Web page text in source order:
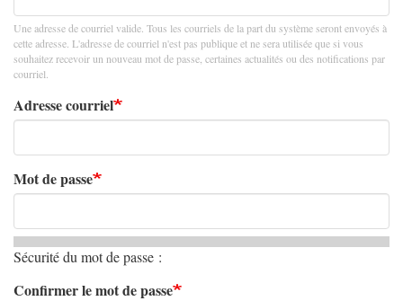
Une adresse de courriel valide. Tous les courriels de la part du système seront envoyés à
cette adresse. L'adresse de courriel n'est pas publique et ne sera utilisée que si vous
souhaitez recevoir un nouveau mot de passe, certaines actualités ou des notifications par
courriel.
Adresse courriel
Mot de passe
Sécurité du mot de passe :
Confirmer le mot de passe